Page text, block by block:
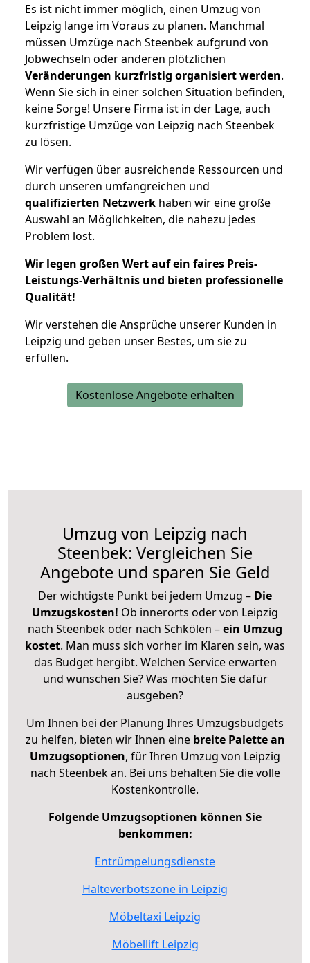
Es ist nicht immer möglich, einen Umzug von
Leipzig lange im Voraus zu planen. Manchmal
müssen Umzüge nach Steenbek aufgrund von
Jobwechseln oder anderen plötzlichen
Veränderungen kurzfristig organisiert werden.
Wenn Sie sich in einer solchen Situation befinden,
keine Sorge! Unsere Firma ist in der Lage, auch
kurzfristige Umzüge von Leipzig nach Steenbek
zu lösen.
Wir verfügen über ausreichende Ressourcen und
durch unseren umfangreichen und
qualifizierten Netzwerk haben wir eine große
Auswahl an Möglichkeiten, die nahezu jedes
Problem löst.
Wir legen großen Wert auf ein faires Preis-
Leistungs-Verhältnis und bieten professionelle
Qualität!
Wir verstehen die Ansprüche unserer Kunden in
Leipzig und geben unser Bestes, um sie zu
erfüllen.
Kostenlose Angebote erhalten
Umzug von Leipzig nach
Steenbek: Vergleichen Sie
Angebote und sparen Sie Geld
Der wichtigste Punkt bei jedem Umzug – Die
Umzugskosten! Ob innerorts oder von Leipzig
nach Steenbek oder nach Schkölen –ein Umzug
kostet. Man muss sich vorher im Klaren sein, was
das Budget hergibt. Welchen Service erwarten
und wünschen Sie? Was möchten Sie dafür
ausgeben?
Um Ihnen bei der Planung Ihres Umzugsbudgets
zu helfen, bieten wir Ihnen eine breite Palette an
Umzugsoptionen, für Ihren Umzug von Leipzig
nach Steenbek an. Bei uns behalten Sie die volle
Kostenkontrolle.
Folgende Umzugsoptionen können Sie
benkommen:
Entrümpelungsdienste
Halteverbotszone in Leipzig
Möbeltaxi Leipzig
Möbellift Leipzig